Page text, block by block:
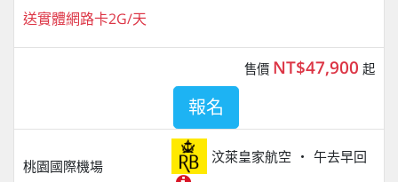
送實體網路卡2G/天
桃園國際機場
汶萊皇家航空 午去早回
售價 NT$47,900 起
報名